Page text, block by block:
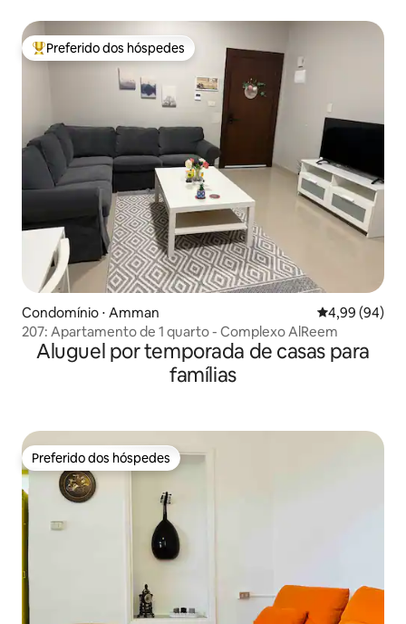
Entre os melhores preferidos dos hóspedes
Preferido dos hóspedes
Condomínio ⋅ Amman 4,99 de uma
4,99 (94)
207: Apartamento de 1 quarto - Complexo AlReem
Aluguel por temporada de casas para
famílias
Preferido dos hóspedes
Preferido dos hóspedes